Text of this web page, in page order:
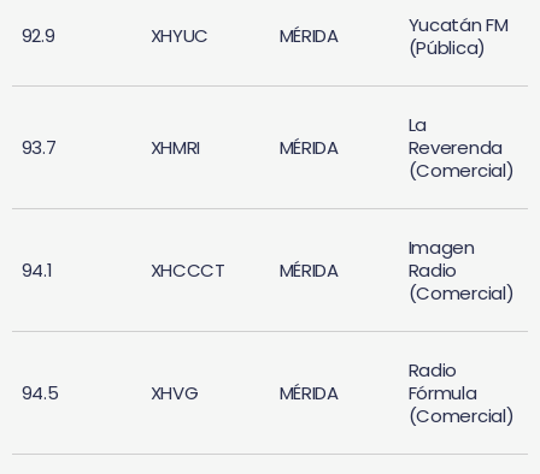
92.9 XHYUC MÉRIDA
Yucatán FM
(Pública)
93.7 XHMRI MÉRIDA
La
Reverenda
(Comercial)
94.1 XHCCCT MÉRIDA
Imagen
Radio
(Comercial)
94.5 XHVG MÉRIDA
Radio
Fórmula
(Comercial)